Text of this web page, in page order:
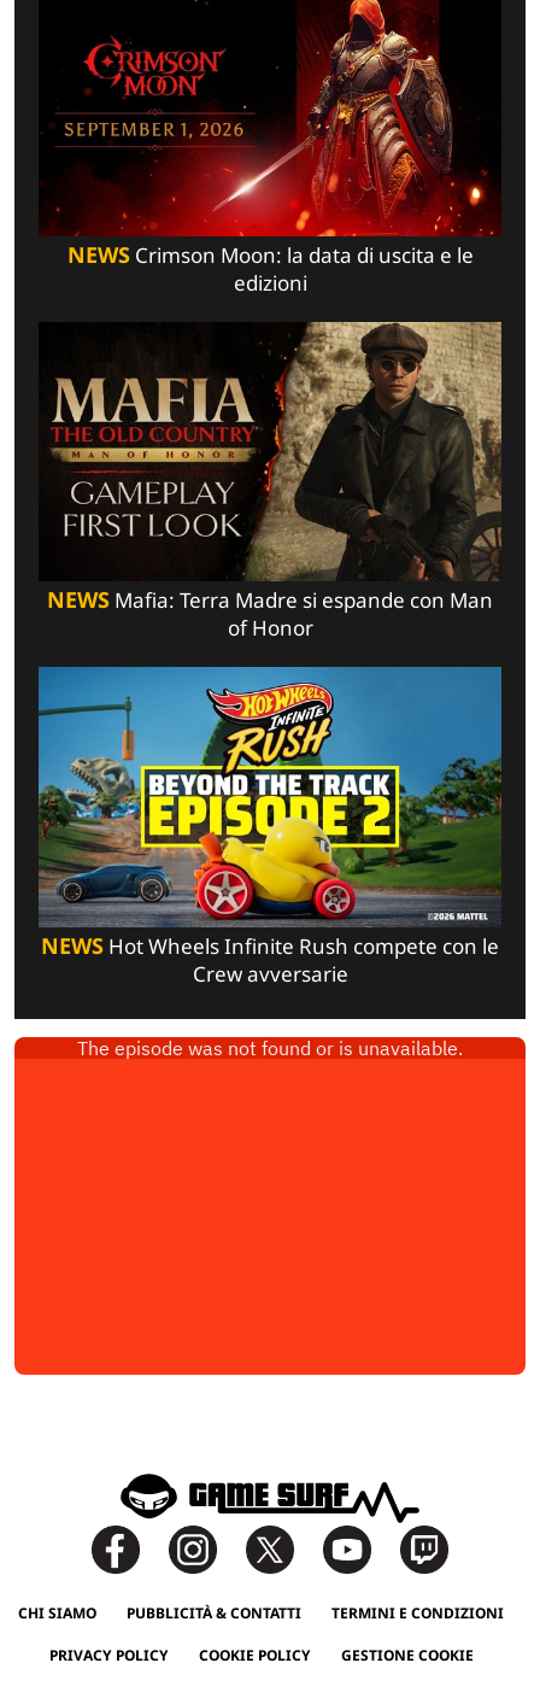
NEWSCrimson Moon: la data di uscita e le
edizioni
NEWS Mafia: Terra Madre si espande con Man
of Honor
NEWS Hot Wheels Infinite Rush compete con le
Crew avversarie
CHI SIAMO PUBBLICITÀ & CONTATTI TERMINI E CONDIZIONI
PRIVACY POLICY COOKIE POLICY GESTIONE COOKIE